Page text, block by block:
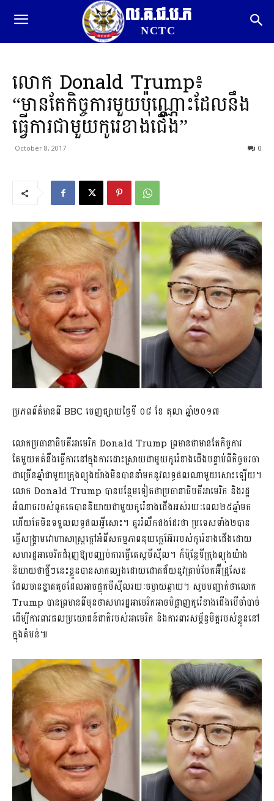
ល.គ.ជ.ប.ភ
NCTC
លោក Donald Trump៖
“មានតែកិច្ចការមួយប៉ុណ្ណោះដែលនឹង
ធ្វើការជាមួយកូរេខាងជើង”
October 8, 2017 0
ប្រភពព័ត៌មានពី​ BBC ចេញផ្សាយថ្ងៃទី ០៨ ខែ តុលា ឆ្នាំ២០១៧
លោកប្រធានាធិបតីអាមេរិក Donald Trump ព្រមានថាមានតែកិច្ចការ
តែមួយគត់នឹងធ្វើការនៅក្នុងការដោះស្រាយជាមួយកូរ៉េខាងជើងបន្ទាប់ពីកិច្ចចរចា
ជាច្រើនឆ្នាំជាមួយក្រុងព្យុងយ៉ាងមិនបាននាំមកនូវលទ្ធផលណាមួយសោះឡើយ។
លោក Donald Trump បានបន្ថែមទៀតថាប្រធានាធិបតីអាមេរិក និងរដ្ឋ
អំណាចរបស់ពួកគេបាននិយាយជាមួយកូរ៉េខាងជើងអស់រយៈពេល២៥ឆ្នាំមក
ហើយតែមិនទទួលលទ្ធផលអ្វីសោះ។ គួររំលឹកផងដែរថា ប្រទេសទាំង២បាន
ធ្វើសង្រ្គាមវោហាសាស្ត្រក្តៅអំពីសកម្មភាពនុយក្លេអ៊ែររបស់កូរ៉េខាងជើងដោយ
សហរដ្ឋអាមេរិកជំរុញឱ្យបញ្ឈប់ការធ្វើតេស្តមីស៊ីល។ ក៏ប៉ុន្តែទីក្រុងព្យុងយ៉ាង
និយាយថាថ្មីៗនេះខ្លួនបានសាកល្បងដោយជោគជ័យនូវគ្រាប់បែកអ៊ីដ្រូសែន
ដែលមានខ្នាតតូចដែលអាចផ្ទុកមីស៊ីល​រយៈចម្ងាយឆ្ងាយ។ សូមបញ្ជាក់ថាលោក
Trump បានព្រមានពីមុនថាសហរដ្ឋអាមេរិកអាចបំផ្លាញកូរ៉េខាងជើងបើចាំបាច់
ដើម្បីការពារផលប្រយោជន៍ជាតិរបស់អាមេរិក និងការពារសម្ព័ន្ធមិត្តរបស់ខ្លួននៅ
ក្នុងតំបន់៕